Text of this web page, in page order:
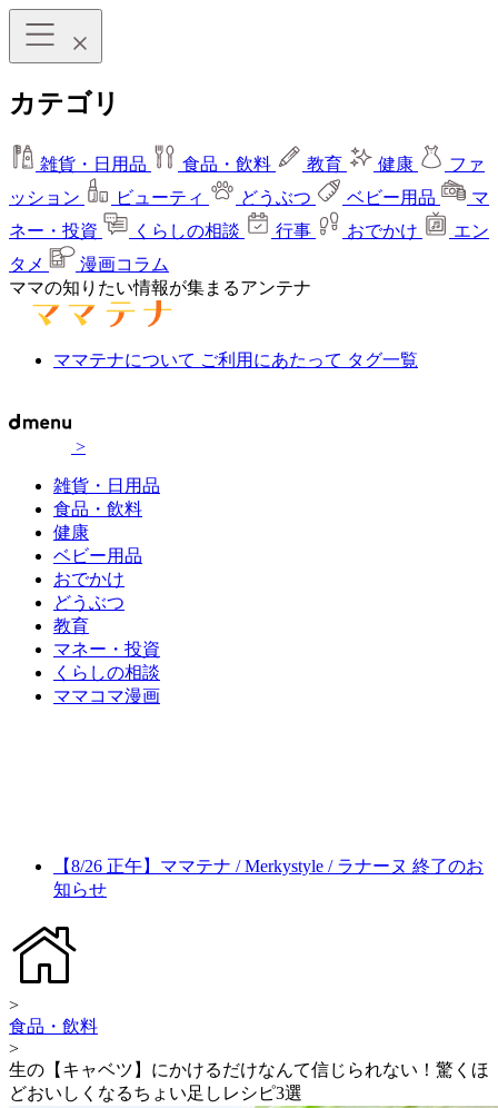
カテゴリ
雑貨・日用品 食品・飲料 教育 健康
ファ
ッション
ビューティ どうぶつ ベビー用品
マ
ネー・投資
くらしの相談 行事 おでかけ
エン
タメ
漫画コラム
ママの知りたい情報が集まるアンテナ
ママテナについて ご利用にあたって タグ一覧
>
雑貨・日用品
食品・飲料
健康
ベビー用品
おでかけ
どうぶつ
教育
マネー・投資
くらしの相談
ママコマ漫画
【8/26 正午】ママテナ / Merkystyle / ラナーヌ 終了のお
知らせ
>
食品・飲料
>
生の【キャベツ】にかけるだけなんて信じられない！驚くほ
どおいしくなるちょい足しレシピ3選